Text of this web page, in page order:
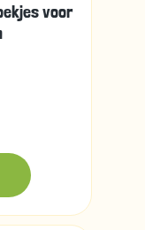
voor